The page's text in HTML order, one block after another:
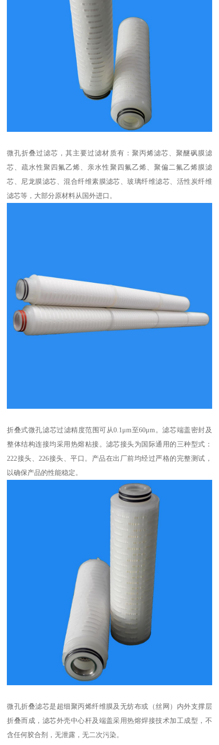
微孔折叠过滤芯，其主要过滤材质有：聚丙烯滤芯、聚醚砜膜滤
芯、疏水性聚四氟乙烯、亲水性聚四氟乙烯、聚偏二氟乙烯膜滤
芯、尼龙膜滤芯、混合纤维素膜滤芯、玻璃纤维滤芯、活性炭纤维
滤芯等，大部分原材料从国外进口。
折叠式微孔滤芯过滤精度范围可从0.1μm至60μm。滤芯端盖密封及
整体结构连接均采用热熔粘接。滤芯接头为国际通用的三种型式：
222接头、226接头、平口。产品在出厂前均经过严格的完整测试，
以确保产品的性能稳定。
微孔折叠滤芯是超细聚丙烯纤维膜及无纺布或（丝网）内外支撑层
折叠而成，滤芯外壳中心杆及端盖采用热熔焊接技术加工成型，不
含任何胶合剂，无泄露，无二次污染。